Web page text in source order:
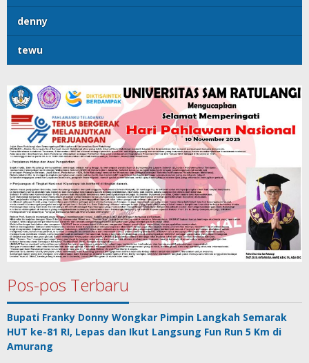
denny
tewu
Pos-pos Terbaru
Bupati Franky Donny Wongkar Pimpin Langkah Semarak
HUT ke-81 RI, Lepas dan Ikut Langsung Fun Run 5 Km di
Amurang